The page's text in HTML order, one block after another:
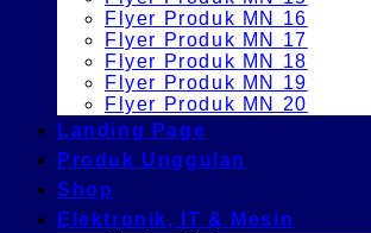
Flyer Produk MN 16
Flyer Produk MN 17
Flyer Produk MN 18
Flyer Produk MN 19
Flyer Produk MN 20
Landing Page
Produk Unggulan
Shop
Elektronik, IT & Mesin